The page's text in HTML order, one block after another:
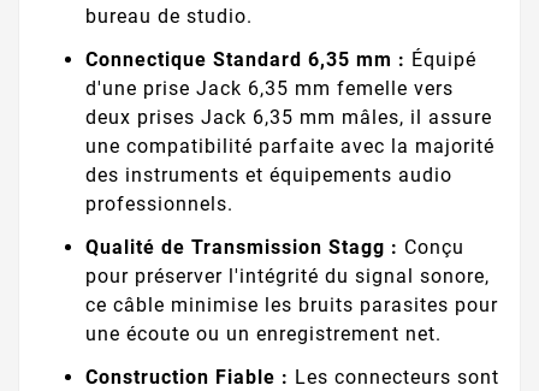
bureau de studio.
Connectique Standard 6,35 mm : Équipé
d'une prise Jack 6,35 mm femelle vers
deux prises Jack 6,35 mm mâles, il assure
une compatibilité parfaite avec la majorité
des instruments et équipements audio
professionnels.
Qualité de Transmission Stagg : Conçu
pour préserver l'intégrité du signal sonore,
ce câble minimise les bruits parasites pour
une écoute ou un enregistrement net.
Construction Fiable : Les connecteurs sont